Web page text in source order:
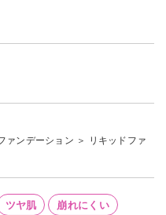
ァンデーション ＞ リキッドファ
ツヤ肌 崩れにくい